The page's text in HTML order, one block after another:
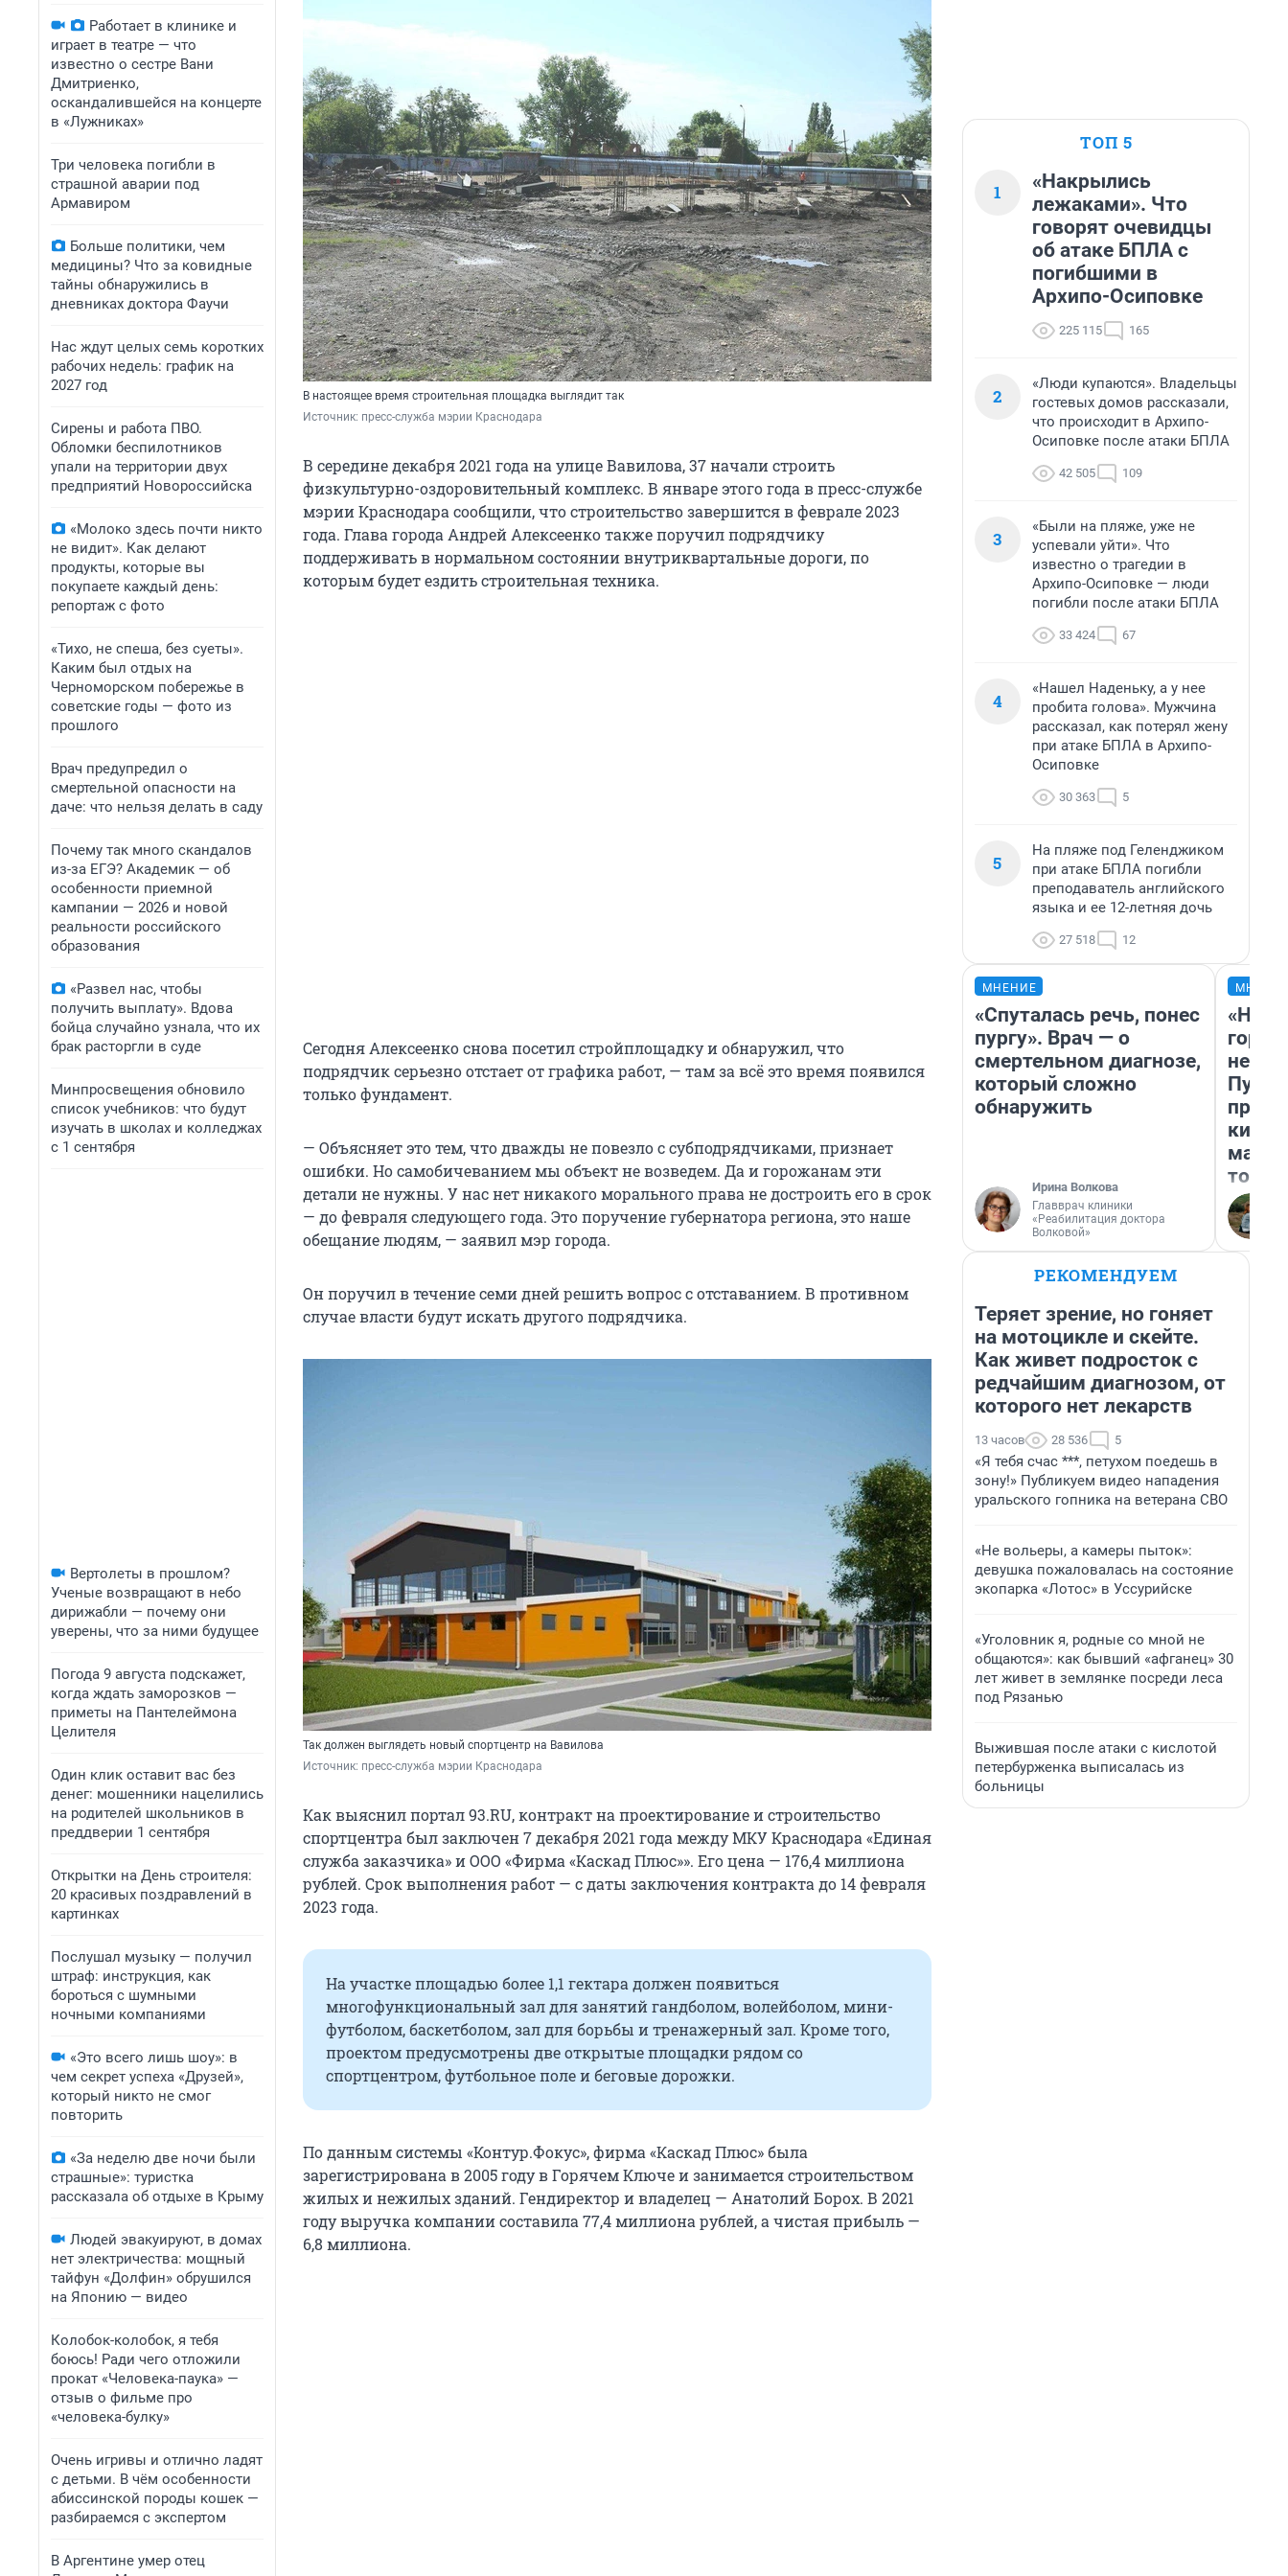
Работает в клинике и
играет в театре — что
известно о сестре Вани
Дмитриенко,
оскандалившейся на концерте
в «Лужниках»
Три человека погибли в
страшной аварии под
Армавиром
Больше политики, чем
медицины? Что за ковидные
тайны обнаружились в
дневниках доктора Фаучи
Нас ждут целых семь коротких
рабочих недель: график на
2027 год
Сирены и работа ПВО.
Обломки беспилотников
упали на территории двух
предприятий Новороссийска
«Молоко здесь почти никто
не видит». Как делают
продукты, которые вы
покупаете каждый день:
репортаж с фото
«Тихо, не спеша, без суеты».
Каким был отдых на
Черноморском побережье в
советские годы — фото из
прошлого
Врач предупредил о
смертельной опасности на
даче: что нельзя делать в саду
Почему так много скандалов
из-за ЕГЭ? Академик — об
особенности приемной
кампании — 2026 и новой
реальности российского
образования
«Развел нас, чтобы
получить выплату». Вдова
бойца случайно узнала, что их
брак расторгли в суде
Минпросвещения обновило
список учебников: что будут
изучать в школах и колледжах
с 1 сентября
Вертолеты в прошлом?
Ученые возвращают в небо
дирижабли — почему они
уверены, что за ними будущее
Погода 9 августа подскажет,
когда ждать заморозков —
приметы на Пантелеймона
Целителя
Один клик оставит вас без
денег: мошенники нацелились
на родителей школьников в
преддверии 1 сентября
Открытки на День строителя:
20 красивых поздравлений в
картинках
Послушал музыку — получил
штраф: инструкция, как
бороться с шумными
ночными компаниями
«Это всего лишь шоу»: в
чем секрет успеха «Друзей»,
который никто не смог
повторить
«За неделю две ночи были
страшные»: туристка
рассказала об отдыхе в Крыму
Людей эвакуируют, в домах
нет электричества: мощный
тайфун «Долфин» обрушился
на Японию — видео
Колобок-колобок, я тебя
боюсь! Ради чего отложили
прокат «Человека-паука» —
отзыв о фильме про
«человека-булку»
Очень игривы и отлично ладят
с детьми. В чём особенности
абиссинской породы кошек —
разбираемся с экспертом
В Аргентине умер отец
В настоящее время строительная площадка выглядит так
Источник: пресс-служба мэрии Краснодара
В середине декабря 2021 года на улице Вавилова, 37 начали строить
физкультурно-оздоровительный комплекс. В январе этого года в пресс-службе
мэрии Краснодара сообщили, что строительство завершится в феврале 2023
года. Глава города Андрей Алексеенко также поручил подрядчику
поддерживать в нормальном состоянии внутриквартальные дороги, по
которым будет ездить строительная техника.
Сегодня Алексеенко снова посетил стройплощадку и обнаружил, что
подрядчик серьезно отстает от графика работ, — там за всё это время появился
только фундамент.
— Объясняет это тем, что дважды не повезло с субподрядчиками, признает
ошибки. Но самобичеванием мы объект не возведем. Да и горожанам эти
детали не нужны. У нас нет никакого морального права не достроить его в срок
— до февраля следующего года. Это поручение губернатора региона, это наше
обещание людям, — заявил мэр города.
Он поручил в течение семи дней решить вопрос с отставанием. В противном
случае власти будут искать другого подрядчика.
Так должен выглядеть новый спортцентр на Вавилова
Источник: пресс-служба мэрии Краснодара
Как выяснил портал 93.RU, контракт на проектирование и строительство
спортцентра был заключен 7 декабря 2021 года между МКУ Краснодара «Единая
служба заказчика» и ООО «Фирма «Каскад Плюс»». Его цена — 176,4 миллиона
рублей. Срок выполнения работ — с даты заключения контракта до 14 февраля
2023 года.
На участке площадью более 1,1 гектара должен появиться
многофункциональный зал для занятий гандболом, волейболом, мини-
футболом, баскетболом, зал для борьбы и тренажерный зал. Кроме того,
проектом предусмотрены две открытые площадки рядом со
спортцентром, футбольное поле и беговые дорожки.
По данным системы «Контур.Фокус», фирма «Каскад Плюс» была
зарегистрирована в 2005 году в Горячем Ключе и занимается строительством
жилых и нежилых зданий. Гендиректор и владелец — Анатолий Борох. В 2021
году выручка компании составила 77,4 миллиона рублей, а чистая прибыль —
6,8 миллиона.
ТОП 5
1
«Накрылись
лежаками». Что
говорят очевидцы
об атаке БПЛА с
погибшими в
Архипо-Осиповке
225 115 165
2
«Люди купаются». Владельцы
гостевых домов рассказали,
что происходит в Архипо-
Осиповке после атаки БПЛА
42 505 109
3
«Были на пляже, уже не
успевали уйти». Что
известно о трагедии в
Архипо-Осиповке — люди
погибли после атаки БПЛА
33 424 67
4
«Нашел Наденьку, а у нее
пробита голова». Мужчина
рассказал, как потерял жену
при атаке БПЛА в Архипо-
Осиповке
30 363 5
5
На пляже под Геленджиком
при атаке БПЛА погибли
преподаватель английского
языка и ее 12-летняя дочь
27 518 12
МНЕНИЕ
«Спуталась речь, понес
пургу». Врач — о
смертельном диагнозе,
который сложно
обнаружить
Ирина Волкова
Главврач клиники
«Реабилитация доктора
Волковой»
«Нет
того
РЕКОМЕНДУЕМ
Теряет зрение, но гоняет
на мотоцикле и скейте.
Как живет подросток с
редчайшим диагнозом, от
которого нет лекарств
13 часов 28 536 5
«Я тебя счас ***, петухом поедешь в
зону!» Публикуем видео нападения
уральского гопника на ветерана СВО
«Не вольеры, а камеры пыток»:
девушка пожаловалась на состояние
экопарка «Лотос» в Уссурийске
«Уголовник я, родные со мной не
общаются»: как бывший «афганец» 30
лет живет в землянке посреди леса
под Рязанью
Выжившая после атаки с кислотой
петербурженка выписалась из
больницы